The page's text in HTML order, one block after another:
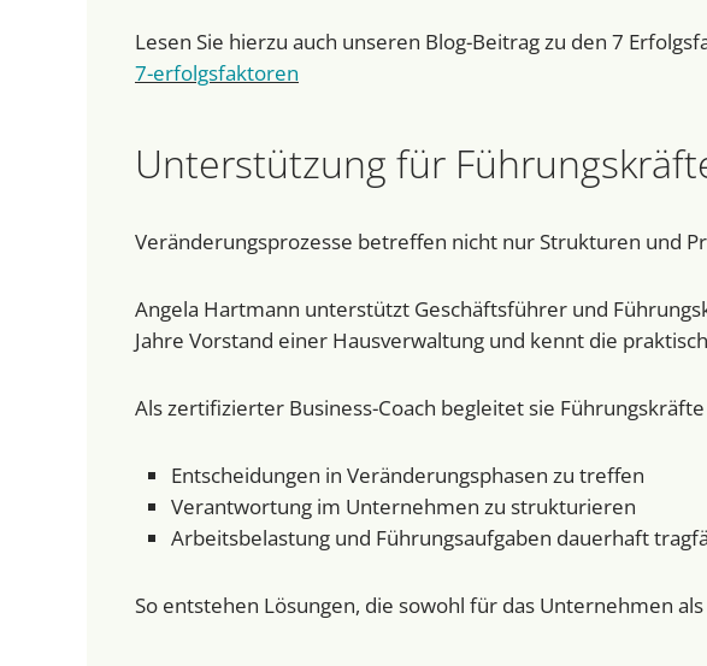
Lesen Sie hierzu auch unseren Blog-Beitrag zu den 7
7-erfolgsfaktoren
Unterstützung für
Veränderungsprozesse betreffen nicht nur Strukturen und
Angela Hartmann unterstützt Geschäftsführer und
Jahre Vorstand einer Hausverwaltung und kennt die
Als zertifizierter Business-Coach begleitet sie
Entscheidungen in Veränderungsphasen zu treffen
Verantwortung im Unternehmen zu strukturieren
Arbeitsbelastung und Führungsaufgaben dauerhaft
So entstehen Lösungen, die sowohl für das Unternehmen